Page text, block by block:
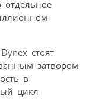
стоят
затвором
в
цикл